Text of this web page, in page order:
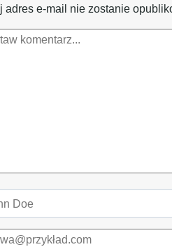
adres e-mail nie zostanie